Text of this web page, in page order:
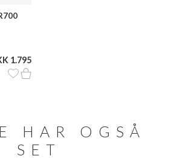
1.795
HAR OGSÅ
SET